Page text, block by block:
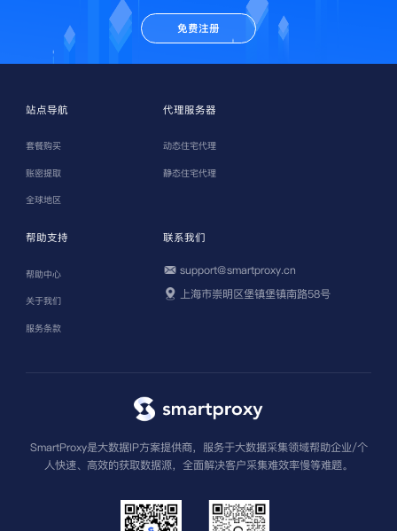
免费注册
站点导航
套餐购买
账密提取
全球地区
代理服务器
动态住宅代理
静态住宅代理
帮助支持
帮助中心
关于我们
服务条款
联系我们
support@smartproxy.cn
上海市崇明区堡镇堡镇南路58号
SmartProxy是大数据IP方案提供商，服务于大数据采集领域帮助企业/个
人快速、高效的获取数据源，全面解决客户采集难效率慢等难题。